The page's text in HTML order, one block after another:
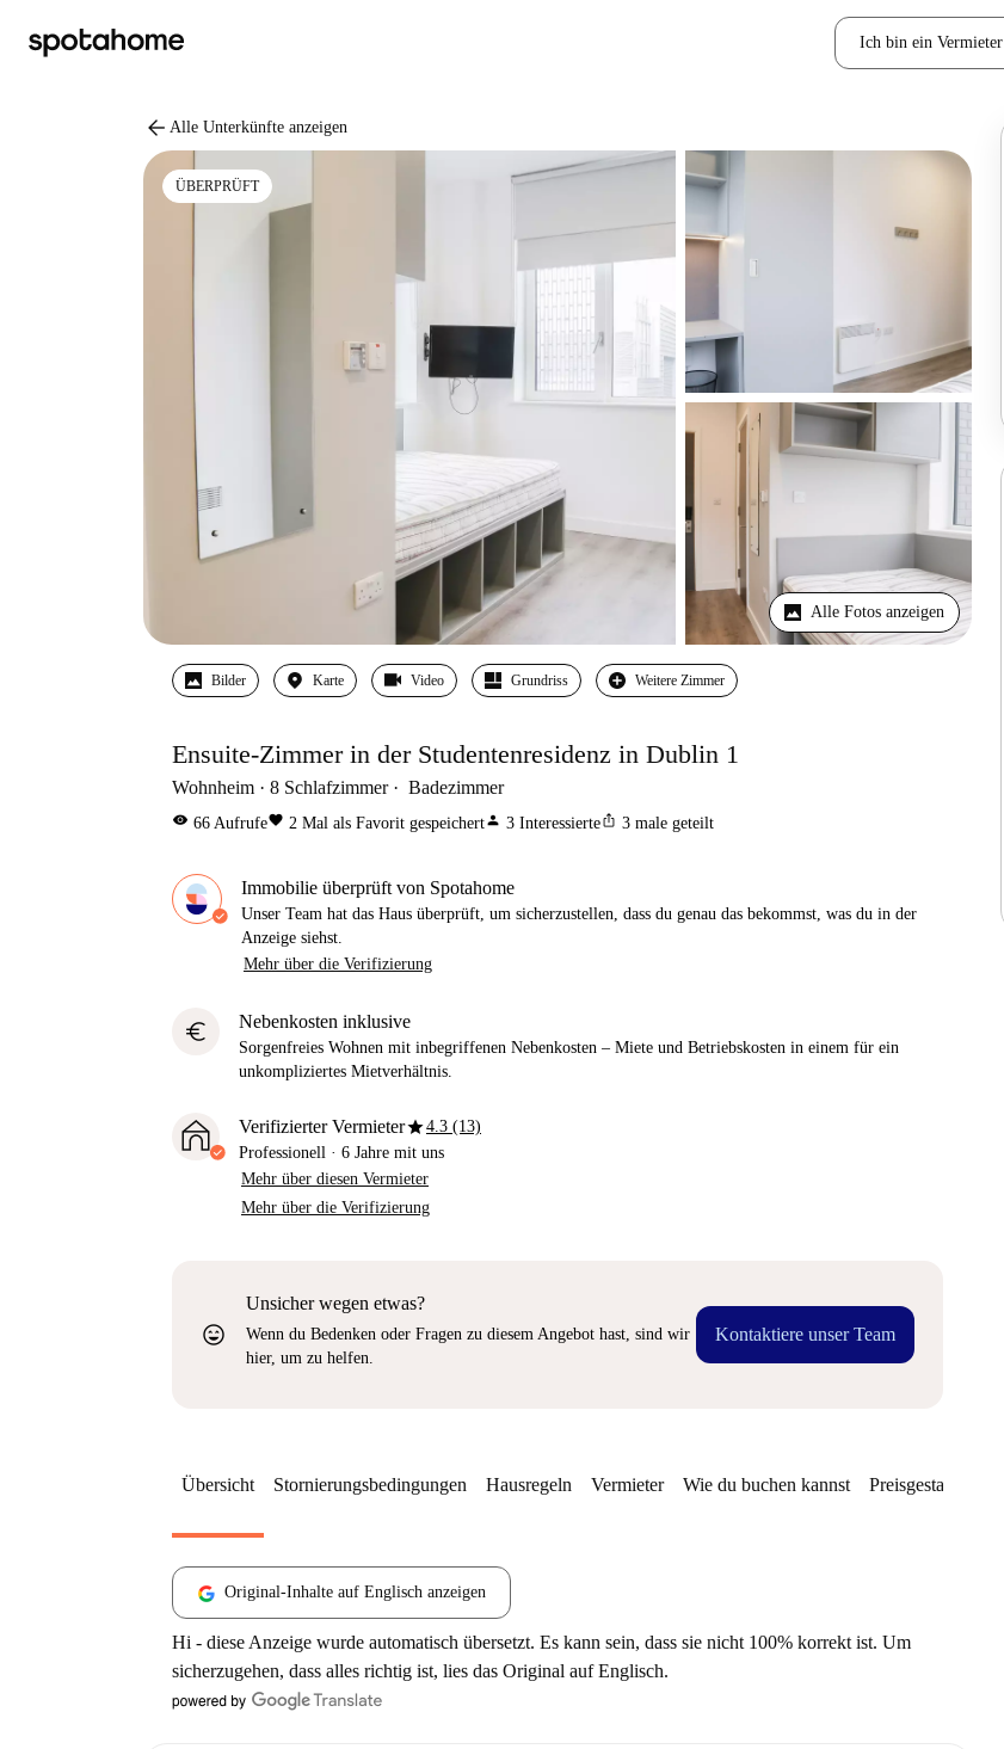
Ich bin ein Vermieter
arrow_back Alle Unterkünfte anzeigen
ÜBERPRÜFT
Alle Fotos anzeigen
Bilder Karte Video Grundriss Weitere Zimmer
Ensuite-Zimmer in der Studentenresidenz in Dublin 1
Wohnheim 8 Schlafzimmer Badezimmer
visibility 66 Aufrufefavorite 2 Mal als Favorit gespeichertperson 3 Interessierteios_share 3 male geteilt
Immobilie überprüft von Spotahome
Unser Team hat das Haus überprüft, um sicherzustellen, dass du genau das bekommst, was du in der
Anzeige siehst.
Mehr über die Verifizierung
euro Nebenkosten inklusive
Sorgenfreies Wohnen mit inbegriffenen Nebenkosten – Miete und Betriebskosten in einem für ein
unkompliziertes Mietverhältnis.
Verifizierter Vermieterstar4.3 (13)
Professionell · 6 Jahre mit uns
Mehr über diesen Vermieter
Mehr über die Verifizierung
sentiment_very_satisfied
Unsicher wegen etwas?
Wenn du Bedenken oder Fragen zu diesem Angebot hast, sind wir
hier, um zu helfen.
Kontaktiere unser Team
Übersicht Stornierungsbedingungen Hausregeln Vermieter Wie du buchen kannst Preisgestaltung
Original-Inhalte auf Englisch anzeigen
Hi - diese Anzeige wurde automatisch übersetzt. Es kann sein, dass sie nicht 100% korrekt ist. Um
sicherzugehen, dass alles richtig ist, lies das Original auf Englisch.